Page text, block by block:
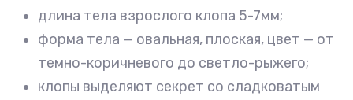
длина тела взрослого клопа 5-7мм;
форма тела — овальная, плоская, цвет — от
темно-коричневого до светло-рыжего;
клопы выделяют секрет со сладковатым